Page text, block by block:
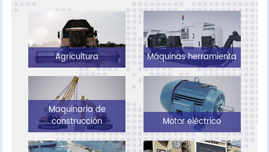
Agricultura Máquinas herramienta
Maquinaria de
construcción
Motor eléctrico